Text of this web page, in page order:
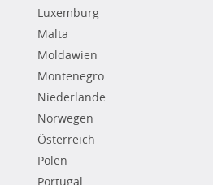
Luxemburg
Malta
Moldawien
Montenegro
Niederlande
Norwegen
Österreich
Polen
Portugal